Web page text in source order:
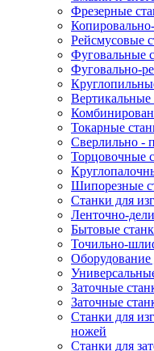
Фрезерные
Рейсмусовые
Фуговальные
Фуговально-
Вертикальные
Токарные
Сверлильно -
Торцовочные
Шипорезные
Станки для
Ленточно-
Бытовые
Точильно-
Оборудование
Заточные
Заточные
Станки для
ножей
Станки для